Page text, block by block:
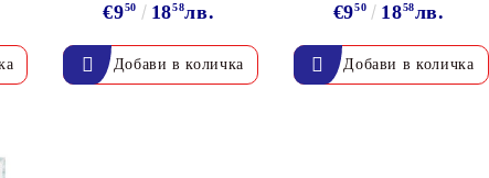
€950 1858лв. €950 1858лв.